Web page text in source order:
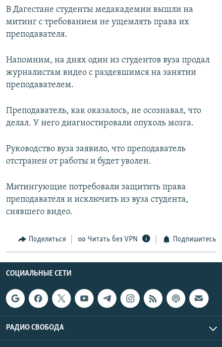
Все сайты РСЕ/РС
В Дагестане студенты медакадемии вышли на
митинг с требованием не ущемлять права их
преподавателя.
Напомним, на днях один из студентов вуза продал
журналистам видео с раздевшимся на занятии
преподавателем.
Преподаватель, как оказалось, не осознавал, что
делал. У него диагностировали опухоль мозга.
Руководство вуза заявило, что преподаватель
отстранен от работы и будет уволен.
Митингующие потребовали защитить права
преподавателя и исключить из вуза студента,
снявшего видео.
Поделиться Читать без VPN Подпишитесь
СОЦИАЛЬНЫЕ СЕТИ
РАДИО СВОБОДА